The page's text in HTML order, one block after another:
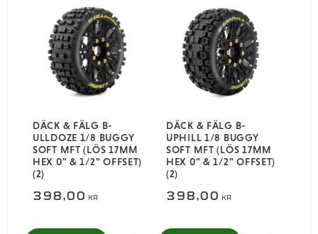
DÄCK & FÄLG B-
ULLDOZE 1/8 BUGGY
SOFT MFT (LÖS 17MM
HEX 0" & 1/2" OFFSET)
(2)
398,00 KR
DÄCK & FÄLG B-
UPHILL 1/8 BUGGY
SOFT MFT (LÖS 17MM
HEX 0" & 1/2" OFFSET)
(2)
398,00 KR